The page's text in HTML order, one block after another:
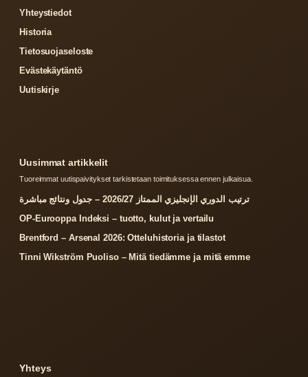
Yhteystiedot
Historia
Tietosuojaseloste
Evästekäytäntö
Uutiskirje
Uusimmat artikkelit
Tuoreimmat uutispaivitykset tarkistetaan toimituksessa ennen julkaisua.
ترتيب الدوري الإنجليزي الممتاز 2026/27 – جدول ونتائج مباشرة
OP-Eurooppa Indeksi – tuotto, kulut ja vertailu
Brentford – Arsenal 2026: Otteluhistoria ja tilastot
Tinni Wikström Puoliso – Mitä tiedämme ja mitä emme
Yhteys